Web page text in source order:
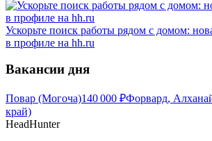
Ускорьте поиск работы рядом с домом:
в профиле на hh.ru
Вакансии дня
Повар (Могоча)140 000 ₽Форвард,
край)
HeadHunter